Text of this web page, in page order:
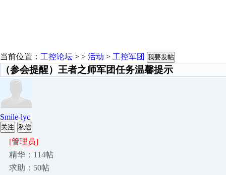
当前位置： 工控论坛 > > 活动 > 工控军团 我要发帖
（参会提醒）王者之师军团任务温馨提示
Smile-lyc
关注 私信
[管理员]
精华：114帖
求助：50帖